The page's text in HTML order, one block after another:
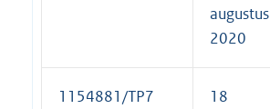
augustus
2020
1154881/TP7
18